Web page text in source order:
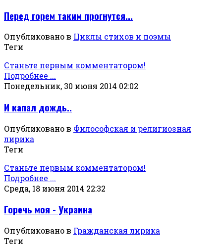
Перед горем таким прогнутся...
Опубликовано в Циклы стихов и поэмы
Теги
Станьте первым комментатором!
Подробнее ...
Понедельник, 30 июня 2014 02:02
И капал дождь..
Опубликовано в Философская и религиозная
лирика
Теги
Станьте первым комментатором!
Подробнее ...
Среда, 18 июня 2014 22:32
Горечь моя - Украина
Опубликовано в Гражданская лирика
Теги